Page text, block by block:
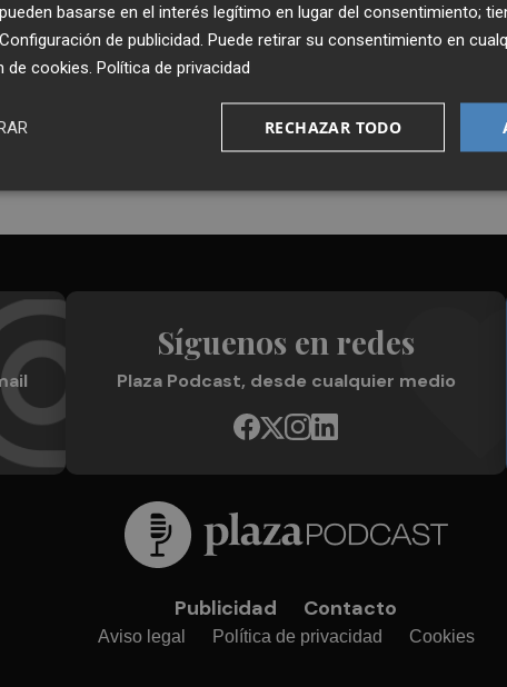
Recibe toda la actualidad de
Plaza Podcast en tu correo
Síguenos en redes
Plaza Podcast, desde cualquier medio
Publicidad Contacto
Aviso legal Política de privacidad Cookies
basarse en el interés legítimo en lugar del consentimiento;
Configuración de publicidad . Puede retirar su consentimiento en
de cookies Política de privacidad
RECHAZAR TODO